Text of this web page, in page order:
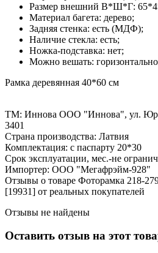
Размер внешний В*Ш*Г:
Материал багета: дерево;
Задняя стенка: есть (МДФ);
Наличие стекла: есть;
Ножка-подставка: нет;
Можно вешать:
Рамка деревянная 40*60 см
ТМ: Иннова ООО "Иннова", ул.
3401
Страна производства: Латвия
Комплектация: с паспарту 20*30
Срок эксплуатации, мес.-не
Импортер: ООО "Мегафрэйм-928"
Отзывы о товаре Фоторамка 218-
[19931] от реальных покупателей
Отзывы не найдены
Оставить отзыв на этот